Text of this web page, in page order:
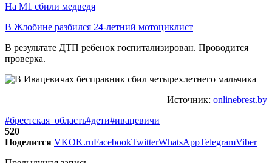
На М1 сбили медведя
В Жлобине разбился 24-летний мотоциклист
В результате ДТП ребенок госпитализирован. Проводится
проверка.
Источник: onlinebrest.by
#брестская_область#дети#ивацевичи
520
Поделится VKOK.ruFacebookTwitterWhatsAppTelegramViber